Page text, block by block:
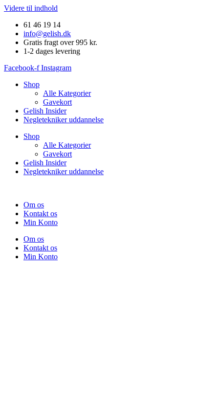
Videre til indhold
61 46 19 14
info@gelish.dk
Gratis fragt over 995 kr.
1-2 dages levering
Facebook-f Instagram
Shop
Alle Kategorier
Gavekort
Gelish Insider
Negletekniker uddannelse
Shop
Alle Kategorier
Gavekort
Gelish Insider
Negletekniker uddannelse
Om os
Kontakt os
Min Konto
Om os
Kontakt os
Min Konto